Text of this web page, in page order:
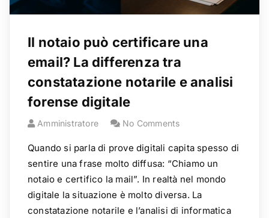
Il notaio può certificare una
email? La differenza tra
constatazione notarile e analisi
forense digitale
Amministratore No Comments
Quando si parla di prove digitali capita spesso di
sentire una frase molto diffusa: “Chiamo un
notaio e certifico la mail”. In realtà nel mondo
digitale la situazione è molto diversa. La
constatazione notarile e l’analisi di informatica